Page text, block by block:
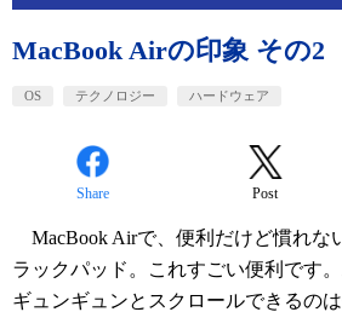
MacBook Airの印象 その2
OS テクノロジー ハードウェア
Share Post
MacBook Airで、便利だけど慣れな
ラックパッド。これすごい便利です
ギュンギュンとスクロールできるのは